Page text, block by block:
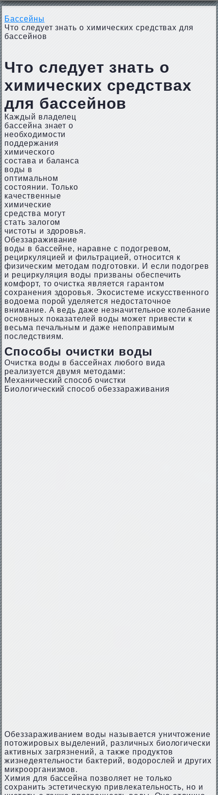
Бассейны
Что следует знать о химических средствах для
бассейнов
Что следует знать о
химических средствах
для бассейнов
Каждый владелец
бассейна знает о
необходимости
поддержания
химического
состава и баланса
воды в
оптимальном
состоянии. Только
качественные
химические
средства могут
стать залогом
чистоты и здоровья.
Обеззараживание
воды в бассейне, наравне с подогревом,
рециркуляцией и фильтрацией, относится к
физическим методам подготовки. И если подогрев
и рециркуляция воды призваны обеспечить
комфорт, то очистка является гарантом
сохранения здоровья. Экосистеме искусственного
водоема порой уделяется недостаточное
внимание. А ведь даже незначительное колебание
основных показателей воды может привести к
весьма печальным и даже непоправимым
последствиям.
Способы очистки воды
Очистка воды в бассейнах любого вида
реализуется двумя методами:
Механический способ очистки
Биологический способ обеззараживания
Обеззараживанием воды называется уничтожение
потожировых выделений, различных биологически
активных загрязнений, а также продуктов
жизнедеятельности бактерий, водорослей и других
микроорганизмов.
Химия для бассейна позволяет не только
сохранить эстетическую привлекательность, но и